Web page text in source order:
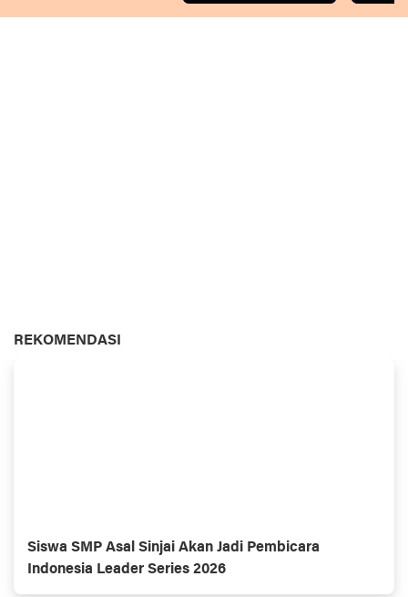
REKOMENDASI
Siswa SMP Asal Sinjai Akan Jadi Pembicara
Indonesia Leader Series 2026